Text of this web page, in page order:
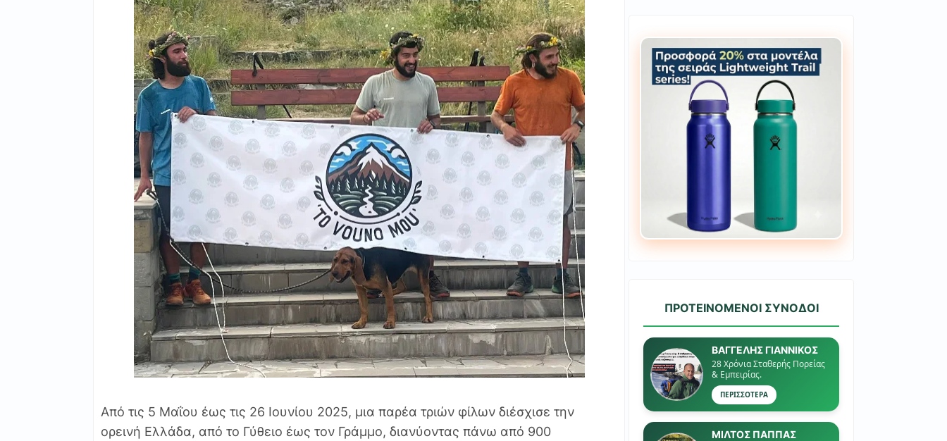
Από τις 5 Μαΐου έως τις 26 Ιουνίου 2025, μια παρέα τριών φίλων διέσχισε την
ορεινή Ελλάδα, από το Γύθειο έως τον Γράμμο, διανύοντας πάνω από 900
ΠΡΟΤΕΙΝΟΜΕΝΟΙ ΣΥΝΟΔΟΙ
ΒΑΓΓΕΛΗΣ ΓΙΑΝΝΙΚΟΣ
28 Χρόνια Σταθερής Πορείας
& Εμπειρίας.
ΠΕΡΙΣΣΟΤΕΡΑ
ΜΙΛΤΟΣ ΠΑΠΠΑΣ